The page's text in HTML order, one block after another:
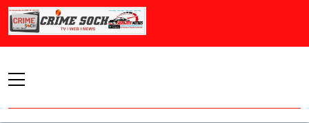
Skip